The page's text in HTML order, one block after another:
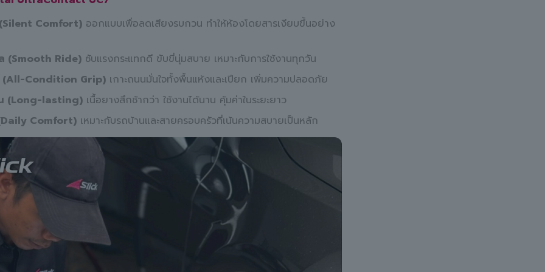
Comfort) ออกแบบเพื่อลดเสียงรบกวน ทำให้ห้องโดยสารเงียบขึ้นอย่าง
(Smooth Ride) ซับแรงกระแทกดี ขับขี่นุ่มสบาย เหมาะกับการใช้งานทุกวัน
(All-Condition Grip) เกาะถนนมั่นใจทั้งพื้นแห้งและเปียก เพิ่มความปลอดภัย
(Long-lasting) เนื้อยางสึกช้ากว่า ใช้งานได้นาน คุ้มค่าในระยะยาว
Comfort) เหมาะกับรถบ้านและสายครอบครัวที่เน้นความสบายเป็นหลัก